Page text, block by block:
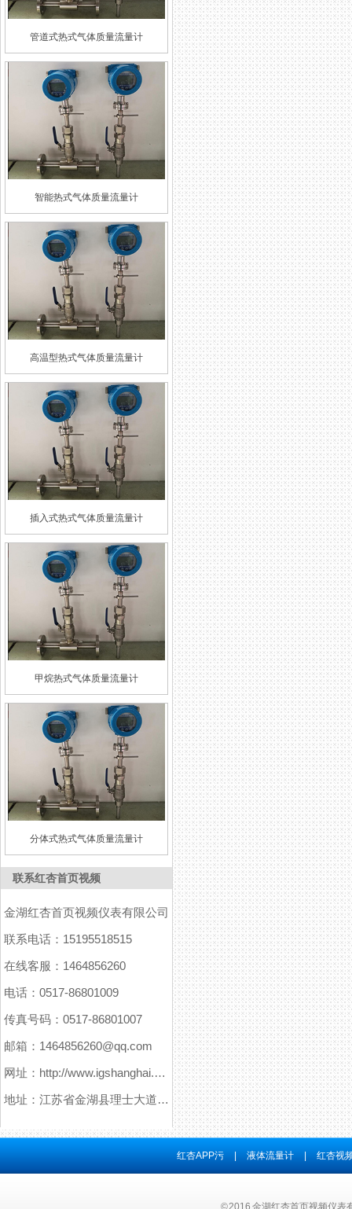
管道式热式气体质量流量计
智能热式气体质量流量计
高温型热式气体质量流量计
插入式热式气体质量流量计
甲烷热式气体质量流量计
分体式热式气体质量流量计
联系红杏首页视频
金湖红杏首页视频仪表有限公司
联系电话：15195518515
在线客服：1464856260
电话：0517-86801009
传真号码：0517-86801007
邮箱：1464856260@qq.com
网址：http://www.igshanghai.com
地址：江苏省金湖县理士大道61号
红杏APP污 液体流量计 红杏视
© 2016 金湖红杏首页视频仪表